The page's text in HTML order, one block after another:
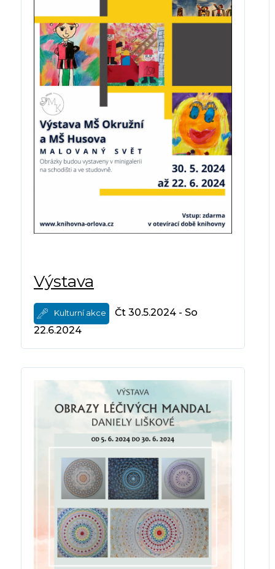
Výstava
Kulturní akce
Čt 30.5.2024 - So
22.6.2024